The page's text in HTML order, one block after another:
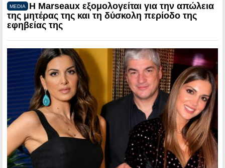
MEDIA
Η Marseaux εξομολογείται για την απώλεια
της μητέρας της και τη δύσκολη περίοδο της
εφηβείας της